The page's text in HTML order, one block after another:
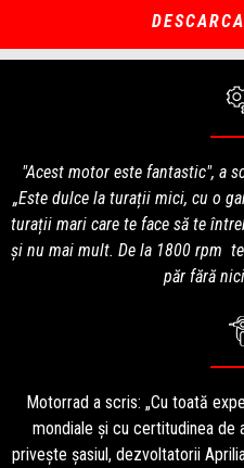
"Acest motor este fantastic", a
„Este dulce la turații mici, cu o
turații mari care te face să te
și nu mai mult. De la 1800 rpm
păr fără
Motorrad a scris: „Cu toată
mondiale și cu certitudinea de
privește șasiul, dezvoltatorii